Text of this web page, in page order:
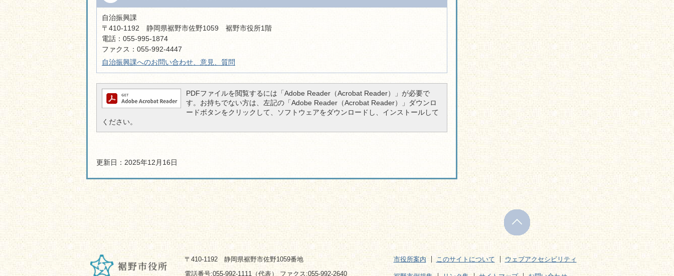
自治振興課
〒410-1192 静岡県裾野市佐野1059 裾野市役所1階
電話：055-995-1874
ファクス：055-992-4447
自治振興課へのお問い合わせ、意見、質問
PDFファイルを閲覧するには「Adobe Reader（Acrobat Reader）」が必要で
す。お持ちでない方は、左記の「Adobe Reader（Acrobat Reader）」ダウンロ
ードボタンをクリックして、ソフトウェアをダウンロードし、インストールして
ください。
更新日：2025年12月16日
〒410-1192 静岡県裾野市佐野1059番地
電話番号:055-992-1111（代表） ファクス:055-992-2640
市役所案内 このサイトについて ウェブアクセシビリティ